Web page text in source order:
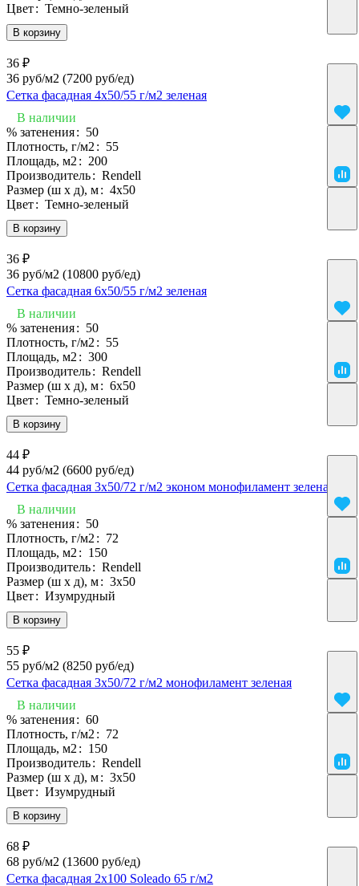
В корзину
Цвет: Темно-зеленый
36 ₽
36 руб/м2 (7200 руб/eд)
Сетка фасадная 4х50/55 г/м2 зеленая
В наличии
В корзину
% затенения: 50
Плотность, г/м2: 55
Площадь, м2: 200
Производитель: Rendell
Размер (ш х д), м: 4х50
Цвет: Темно-зеленый
36 ₽
36 руб/м2 (10800 руб/eд)
Сетка фасадная 6х50/55 г/м2 зеленая
В наличии
В корзину
% затенения: 50
Плотность, г/м2: 55
Площадь, м2: 300
Производитель: Rendell
Размер (ш х д), м: 6х50
Цвет: Темно-зеленый
44 ₽
44 руб/м2 (6600 руб/eд)
Сетка фасадная 3х50/72 г/м2 эконом монофиламент зеленая
В наличии
В корзину
% затенения: 50
Плотность, г/м2: 72
Площадь, м2: 150
Производитель: Rendell
Размер (ш х д), м: 3х50
Цвет: Изумрудный
55 ₽
55 руб/м2 (8250 руб/eд)
Сетка фасадная 3х50/72 г/м2 монофиламент зеленая
В наличии
В корзину
% затенения: 60
Плотность, г/м2: 72
Площадь, м2: 150
Производитель: Rendell
Размер (ш х д), м: 3х50
Цвет: Изумрудный
68 ₽
68 руб/м2 (13600 руб/eд)
Сетка фасадная 2х100 Soleado 65 г/м2